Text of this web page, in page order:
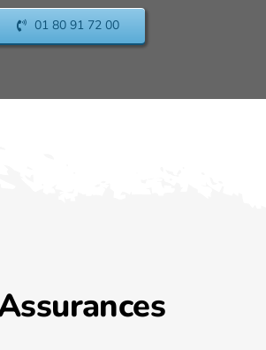
01 80 91 72 00